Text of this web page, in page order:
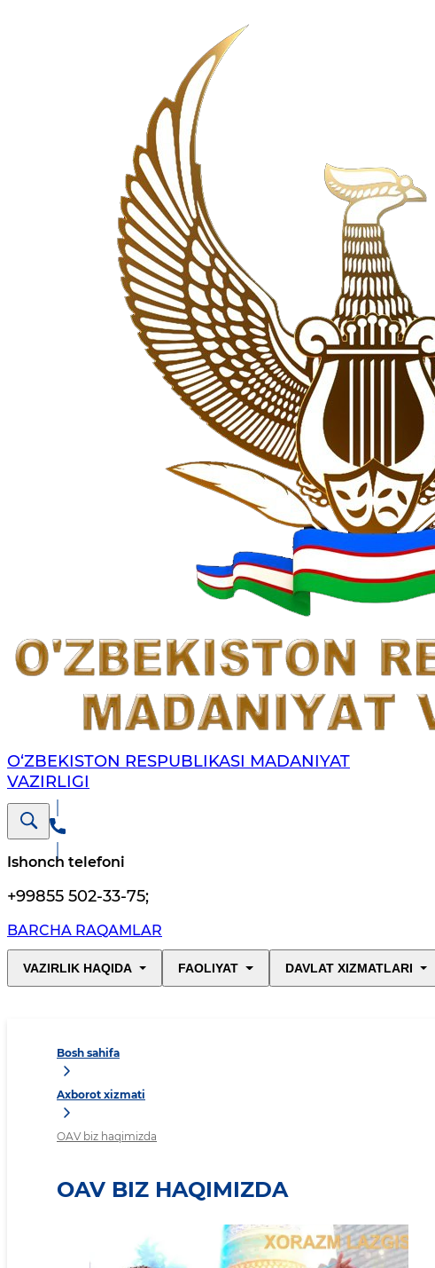
O‘ZBEKISTON RESPUBLIKASI MADANIYAT
VAZIRLIGI
Ishonch telefoni
+99855 502-33-75;
BARCHA RAQAMLAR
VAZIRLIK HAQIDA FAOLIYAT DAVLAT XIZMATLARI
Bosh sahifa
Axborot xizmati
OAV biz haqimizda
OAV BIZ HAQIMIZDA